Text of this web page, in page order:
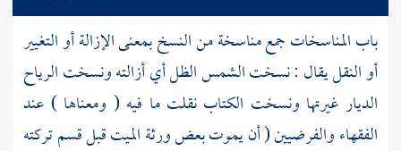
باب المناسخات جمع مناسخة من النسخ بمعنى الإزالة أو التغيير
أو النقل يقال : نسخت الشمس الظل أي أزالته ونسخت الرياح
الديار غيرتها ونسخت الكتاب نقلت ما فيه ( ومعناها ) عند
الفقهاء والفرضيين ( أن يموت بعض ورثة الميت قبل قسم تركته